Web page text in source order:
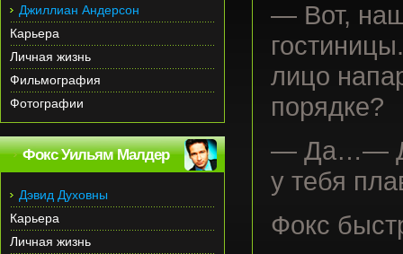
— Вот,
лицо
порядке?
— Да…—
у тебя
Фокс
Джиллиан Андерсон
Карьера
Личная жизнь
Фильмография
Фотографии
Фокс Уильям Малдер
Дэвид Духовны
Карьера
Личная жизнь